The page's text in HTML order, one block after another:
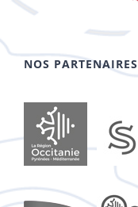
NOS PARTENAIRES